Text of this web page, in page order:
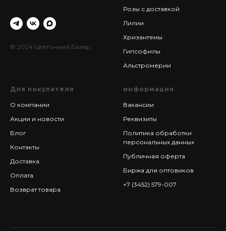
© 2024 Цветочный Базар
Розы с доставкой
Лилии
Хризантемы
Гипсофилы
Альстромерии
Для покупателя
О компании
Акции и новости
Блог
Контакты
Доставка
Оплата
Возврат товара
информация
Вакансии
Реквизиты
Политика обработки
персональных данных
Публичная оферта
Биржа для оптовиков
+7 (3452) 579-007